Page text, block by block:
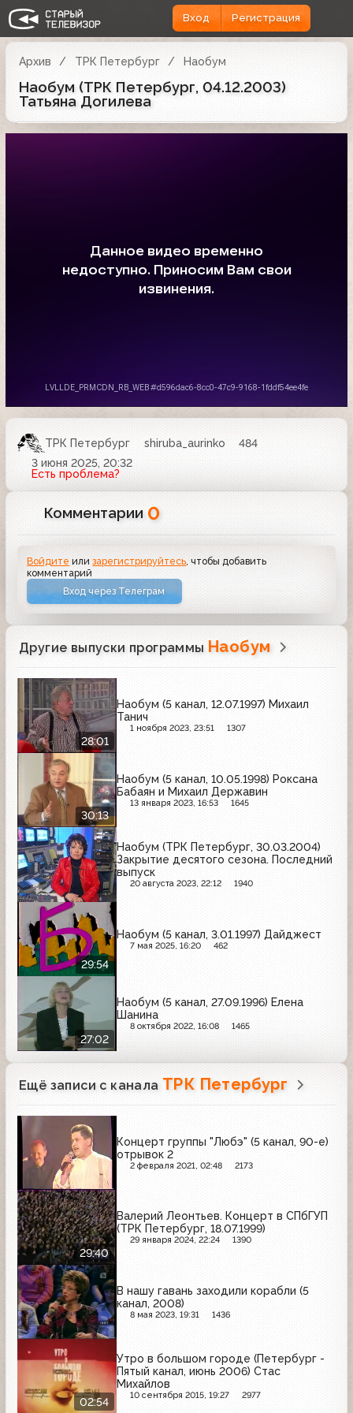
Вход Регистрация
Архив ТРК Петербург Наобум
Наобум (ТРК Петербург, 04.12.2003)
Татьяна Догилева
ТРК Петербург shiruba_aurinko
484
3 июня 2025, 20:32
Есть проблема?
Комментарии 0
Войдите илизарегистрируйтесь , чтобы добавить
комментарий
Вход через Телеграм
Другие выпуски программы Наобум
28:01
Наобум (5 канал, 12.07.1997) Михаил
Танич
1 ноября 2023, 23:51 1307
30:13
Наобум (5 канал, 10.05.1998) Роксана
Бабаян и Михаил Державин
13 января 2023, 16:53 1645
Наобум (ТРК Петербург, 30.03.2004)
Закрытие десятого сезона. Последний
выпуск
20 августа 2023, 22:12 1940
29:54
Наобум (5 канал, 3.01.1997) Дайджест
7 мая 2025, 16:20 462
27:02
Наобум (5 канал, 27.09.1996) Елена
Шанина
8 октября 2022, 16:08 1465
Ещё записи с канала ТРК Петербург
Концерт группы "Любэ" (5 канал, 90-е)
отрывок 2
2 февраля 2021, 02:48 2173
29:40
Валерий Леонтьев. Концерт в СПбГУП
(ТРК Петербург, 18.07.1999)
29 января 2024, 22:24 1390
В нашу гавань заходили корабли (5
канал, 2008)
8 мая 2023, 19:31 1436
02:54
Утро в большом городе (Петербург -
Пятый канал, июнь 2006) Стас
Михайлов
10 сентября 2015, 19:27 2977